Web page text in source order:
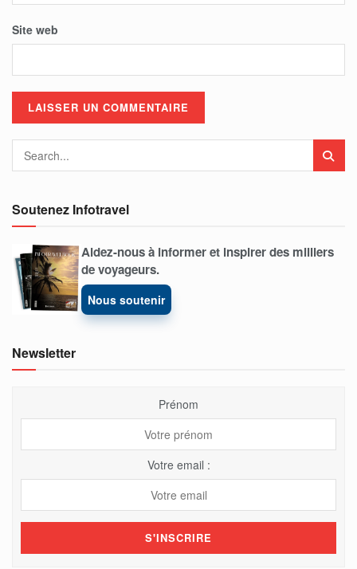
Site web
Soutenez Infotravel
Aidez-nous à informer et inspirer des milliers
de voyageurs.
Nous soutenir
Newsletter
Prénom
Votre email :